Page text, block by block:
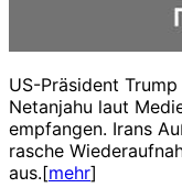
US-Präsident
Netanjahu laut
empfangen. Irans
rasche
aus.[mehr]